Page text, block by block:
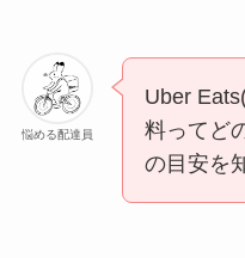
悩める配達員
Uber
料ってど
の目安を